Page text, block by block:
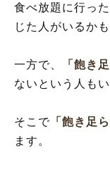
食べ放題に行っ
じた人がいるか
一方で、 「飽き
ないという人も
そこで 「飽き足
ます。